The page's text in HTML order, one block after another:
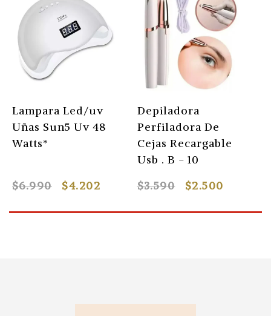
Lampara Led/uv
Uñas Sun5 Uv 48
Watts*
$6.990 $4.202
Depiladora
Perfiladora De
Cejas Recargable
Usb . B - 10
$3.590
$2.500